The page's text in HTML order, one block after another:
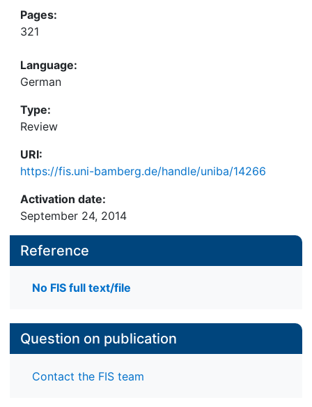
Pages:
321
Language:
German
Type:
Review
URI:
https://fis.uni-bamberg.de/handle/uniba/14266
Activation date:
September 24, 2014
Reference
No FIS full text/file
Question on publication
Contact the FIS team